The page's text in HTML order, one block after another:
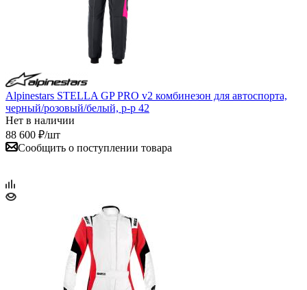
Alpinestars STELLA GP PRO v2 комбинезон для автоспорта,
черный/розовый/белый, р-р 42
Нет в наличии
88 600 ₽/шт
Сообщить о поступлении товара